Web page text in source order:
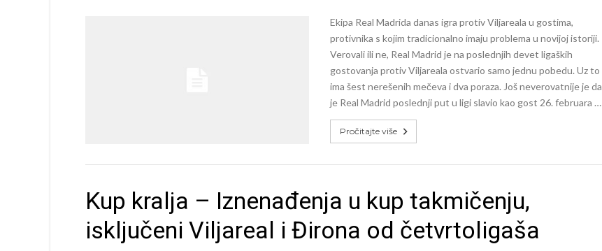
Ekipa Real Madrida danas igra protiv Viljareala u gostima,
protivnika s kojim tradicionalno imaju problema u novijoj istoriji.
Verovali ili ne, Real Madrid je na poslednjih devet ligaških
gostovanja protiv Viljareala ostvario samo jednu pobedu. Uz to
ima šest nerešenih mečeva i dva poraza. Još neverovatnije je da
je Real Madrid poslednji put u ligi slavio kao gost 26. februara …
Pročitajte više
Kup kralja – Iznenađenja u kup takmičenju,
isključeni Viljareal i Đirona od četvrtoligaša